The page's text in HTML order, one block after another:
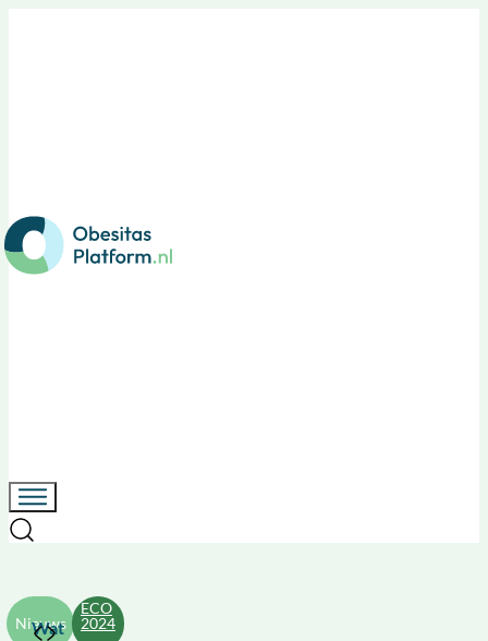
Nieuws
ECO
2024
Wat